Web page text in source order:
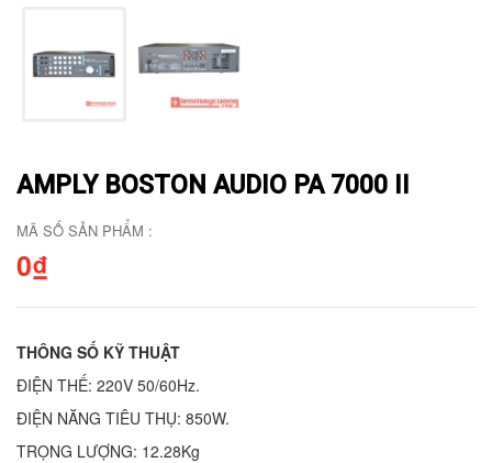
AMPLY BOSTON AUDIO PA 7000 II
MÃ SỐ SẢN PHẨM :
0₫
THÔNG SỐ KỸ THUẬT
ĐIỆN THẾ: 220V 50/60Hz.
ĐIỆN NĂNG TIÊU THỤ: 850W.
TRỌNG LƯỢNG: 12.28Kg